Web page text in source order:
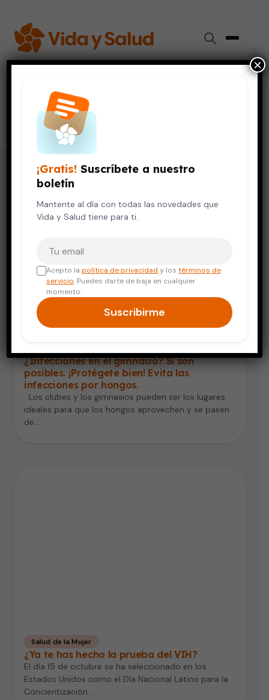
174 artículos
¿Infecciones en el gimnasio? Sí son
posibles. ¡Protégete bien! Evita las
infecciones por hongos.
Los clubes y los gimnasios pueden ser los lugares
ideales para que los hongos aprovechen y se pasen
de…
Salud de la Mujer
¿Ya te has hecho la prueba del VIH?
El día 15 de octubre se ha seleccionado en los
Estados Unidos como el Día Nacional Latino para la
Concientización…
¡Gratis! Suscríbete a nuestro
boletín
Mantente al día con todas las novedades que
Vida y Salud tiene para ti.
Acepto lapolítica de privacidad y lostérminos de
servicio. Puedes darte de baja en cualquier
momento.
Suscribirme
×